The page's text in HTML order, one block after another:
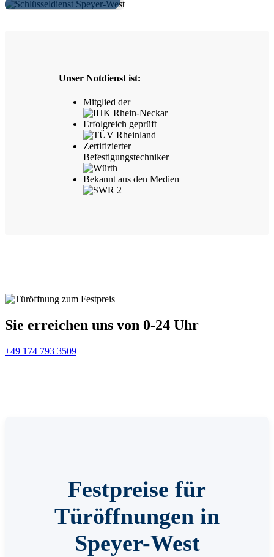
Unser Notdienst ist:
Mitglied der
Erfolgreich geprüft
Zertifizierter
Befestigungstechniker
Bekannt aus den Medien
Sie erreichen uns von 0-24 Uhr
+49 174 793 3509
Festpreise für
Türöffnungen in
Speyer-West